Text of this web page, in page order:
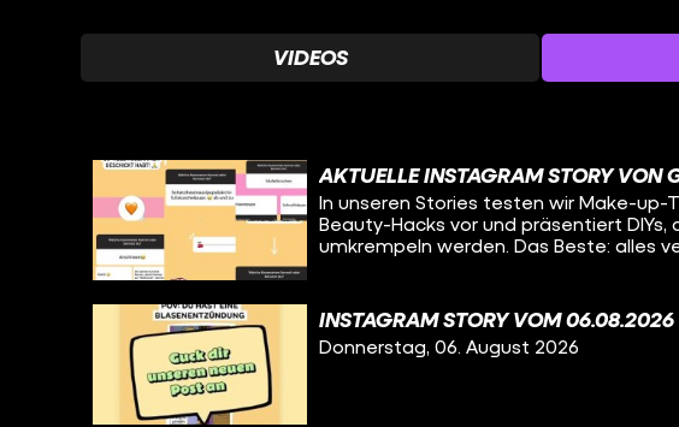
VIDEOS
AKTUELLE INSTAGRAM STORY VON
In unseren Stories testen wir Make-up-
Beauty-Hacks vor und präsentiert DIYs,
umkrempeln werden. Das Beste: alles
INSTAGRAM STORY VOM 06.08.2026
Donnerstag, 06. August 2026